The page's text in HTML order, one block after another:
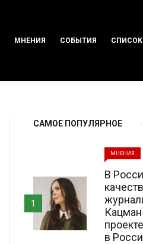
МНЕНИЯ СОБЫТИЯ
САМОЕ ПОПУЛЯРНОЕ
МНЕНИЯ
В
Кацман
в
1